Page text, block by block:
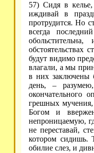
57) Сидя в
иждивай в
протрудится. Но
всегда
обстоятельствах
будут видимо
влагали, а мы
в них заключены
день, –
окончательного
грешных
Богом и
непроницаемую,
не переставай,
котором сидишь.
обилие слез, и